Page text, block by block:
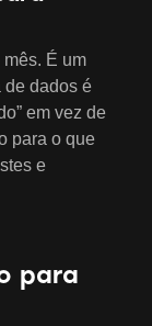
É um
de dados é
em vez de
para o que
e
para